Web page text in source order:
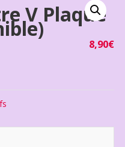
V Plaqué
8,90€